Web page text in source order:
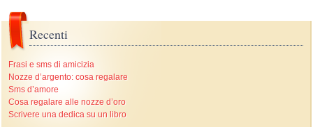
Recenti
Frasi e sms di amicizia
Nozze d’argento: cosa regalare
Sms d’amore
Cosa regalare alle nozze d’oro
Scrivere una dedica su un libro